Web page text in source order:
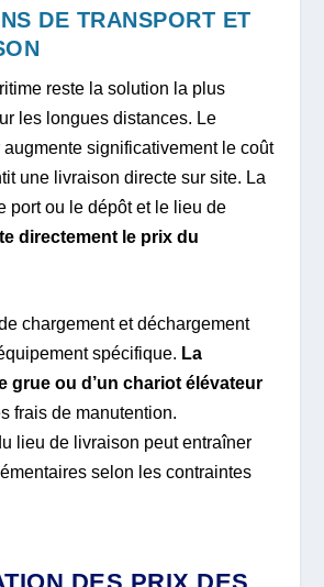
DE TRANSPORT ET
reste la solution la plus
les longues distances. Le
augmente significativement le coût
une livraison directe sur site. La
port ou le dépôt et le lieu de
directement le prix du
chargement et déchargement
spécifique. La
grue ou d’un chariot élévateur
frais de manutention.
lieu de livraison peut entraîner
selon les contraintes